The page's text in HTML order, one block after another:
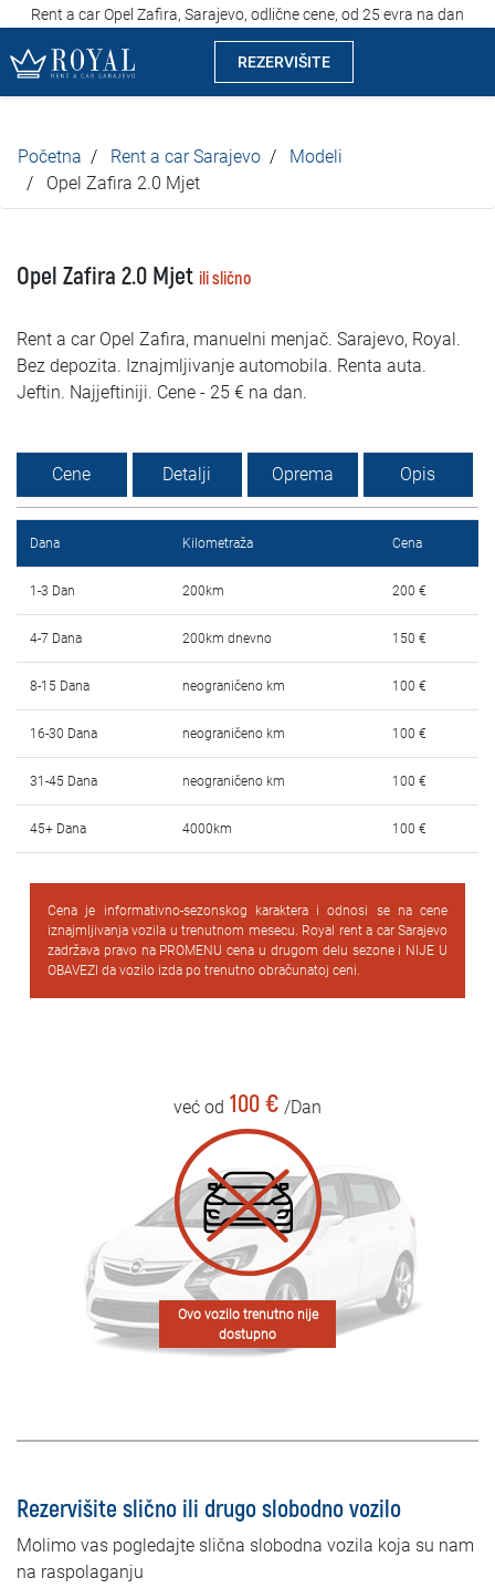
Rent a car Opel Zafira, Sarajevo, odlične cene, od 25 evra na dan
REZERVIŠITE
Kompanija
Lokacije
Iznajmljivanje vozila
Cijene
Uslovi najma
Najčešća pitanja
Blog
Kontakt
EN
Početna Rent a car Sarajevo
Modeli
Opel Zafira 2.0 Mjet
Opel Zafira 2.0 Mjet ili slično
Rent a car Opel Zafira, manuelni menjač. Sarajevo, Royal.
Bez depozita. Iznajmljivanje automobila. Renta auta.
Jeftin. Najjeftiniji. Cene - 25 € na dan.
Cene Detalji Oprema Opis
Dana Kilometraža Cena
1-3 Dan 200km 200 €
4-7 Dana 200km dnevno 150 €
8-15 Dana neograničeno km 100 €
16-30 Dana neograničeno km 100 €
31-45 Dana neograničeno km 100 €
45+ Dana 4000km 100 €
Cena je informativno-sezonskog karaktera i odnosi se na cene
iznajmljivanja vozila u trenutnom mesecu. Royal rent a car Sarajevo
zadržava pravo na PROMENU cena u drugom delu sezone i NIJE U
OBAVEZI da vozilo izda po trenutno obračunatoj ceni.
već od 100 € /Dan
Ovo vozilo trenutno nije
dostupno
Rezervišite slično ili drugo slobodno vozilo
Molimo vas pogledajte slična slobodna vozila koja su nam
na raspolaganju